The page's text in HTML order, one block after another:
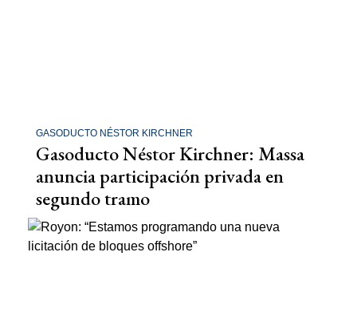
GASODUCTO NÉSTOR KIRCHNER
Gasoducto Néstor Kirchner: Massa
anuncia participación privada en
segundo tramo